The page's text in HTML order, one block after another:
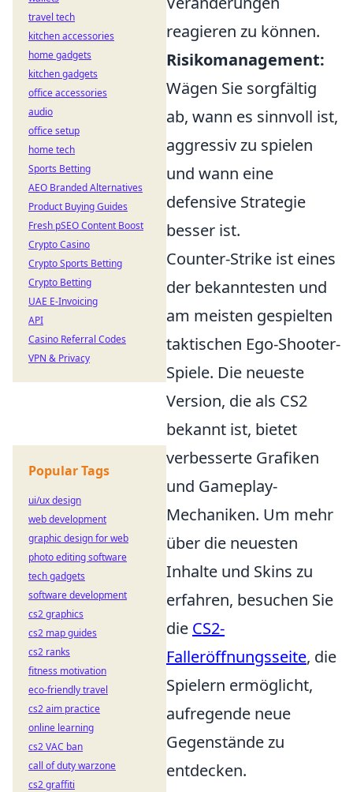
reagieren zu können.
Risikomanagement:
Wägen Sie sorgfältig
ab, wann es sinnvoll ist,
aggressiv zu spielen
und wann eine
defensive Strategie
besser ist.
Counter-Strike ist eines
der bekanntesten und
am meisten gespielten
taktischen Ego-Shooter-
Spiele. Die neueste
Version, die als CS2
bekannt ist, bietet
verbesserte Grafiken
und Gameplay-
Mechaniken. Um mehr
über die neuesten
Inhalte und Skins zu
erfahren, besuchen Sie
die CS2-
Falleröffnungsseite, die
Spielern ermöglicht,
aufregende neue
Gegenstände zu
entdecken.
travel tech
kitchen accessories
home gadgets
kitchen gadgets
office accessories
audio
office setup
home tech
Sports Betting
AEO Branded Alternatives
Product Buying Guides
Fresh pSEO Content Boost
Crypto Casino
Crypto Sports Betting
Crypto Betting
UAE E-Invoicing
API
Casino Referral Codes
VPN & Privacy
Popular Tags
ui/ux design
web development
graphic design for web
photo editing software
tech gadgets
software development
cs2 graphics
cs2 map guides
cs2 ranks
fitness motivation
eco-friendly travel
cs2 aim practice
online learning
cs2 VAC ban
call of duty warzone
cs2 graffiti